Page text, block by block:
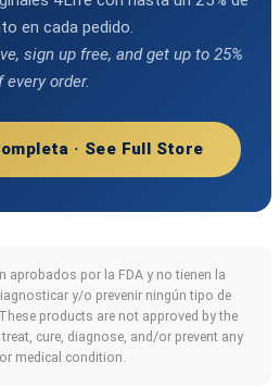
en cada pedido.
sign up free, and get up to 25%
every order.
· See Full Store
aprobados por la FDA y no tienen la
y/o prevenir ningún tipo de
products are not approved by the
cure, diagnose, and/or prevent any
medical condition.